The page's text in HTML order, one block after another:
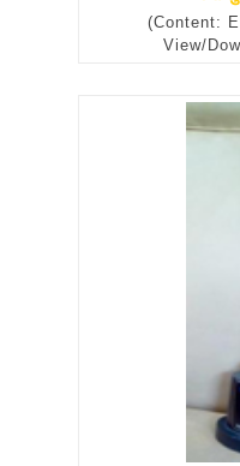
(Content:
View/